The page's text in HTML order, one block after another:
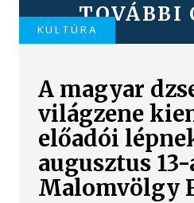
TOVÁBBI
KULTÚRA
A magyar
világzene
előadói
augusztus
Malomvölgy